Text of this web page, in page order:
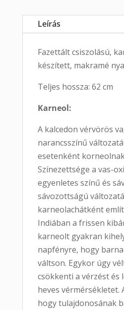
Leírás
Fazettált csiszolású,
készített, makramé
Teljes hossza: 62 cm
Karneol:
A kalcedon vérvörös
narancsszínű
esetenként
Színezettsége a vas-
egyenletes színű és
sávozottságú
karneolachátként
Indiában a frissen
karneolt gyakran
napfényre, hogy
váltson. Egykor úgy
csökkenti a vérzést és
heves vérmérsékletet.
hogy tulajdonosának